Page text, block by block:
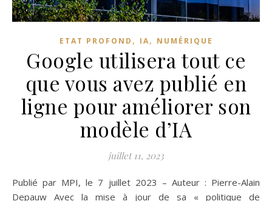
ETAT PROFOND , IA, NUMÉRIQUE
Google utilisera tout ce
que vous avez publié en
ligne pour améliorer son
modèle d’IA
juillet 11, 2023
Publié par MPI, le 7 juillet 2023 – Auteur : Pierre-Alain
Depauw Avec la mise à jour de sa « politique de